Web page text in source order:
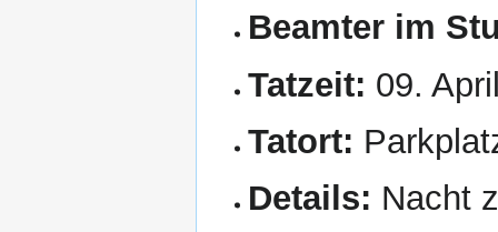
Beamter im
Tatzeit: 09.
Tatort:
Details: Nacht